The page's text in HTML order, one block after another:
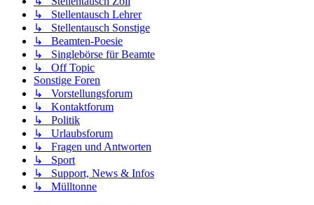
↳ Stellentausch Lehrer
↳ Stellentausch Sonstige
↳ Beamten-Poesie
↳ Singlebörse für Beamte
↳ Off Topic
Sonstige Foren
↳ Vorstellungsforum
↳ Kontaktforum
↳ Politik
↳ Urlaubsforum
↳ Fragen und Antworten
↳ Sport
↳ Support, News & Infos
↳ Mülltonne